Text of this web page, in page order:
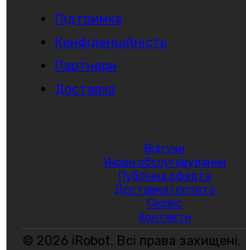
Підтримка
Конфіденційність
Партнери
Доставка
Відгуки
Умови обслуговування
Публічна оферта
Доставка і оплата
Сервіс
Контакти
© 2026 iRobot. Всі права захищені.